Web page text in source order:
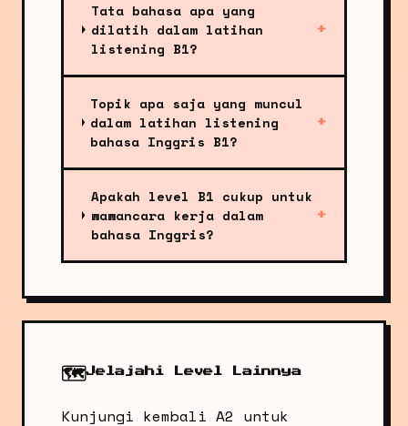
Tata bahasa apa yang
dilatih dalam latihan
listening B1?
+
Topik apa saja yang muncul
dalam latihan listening
bahasa Inggris B1?
+
Apakah level B1 cukup untuk
wawancara kerja dalam
bahasa Inggris?
+
🗺️Jelajahi Level Lainnya
Kunjungi kembali A2 untuk